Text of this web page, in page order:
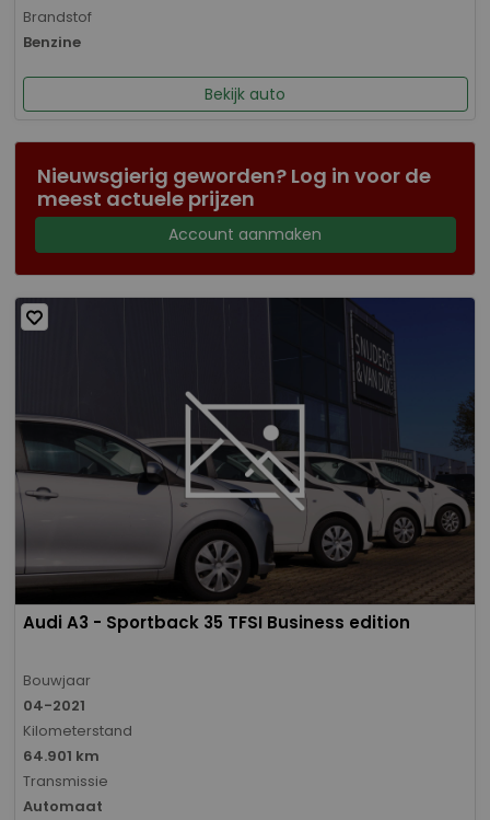
Brandstof
Benzine
Bekijk auto
Nieuwsgierig geworden? Log in voor de
meest actuele prijzen
Account aanmaken
Audi A3 - Sportback 35 TFSI Business edition
Bouwjaar
04-2021
Kilometerstand
64.901 km
Transmissie
Automaat